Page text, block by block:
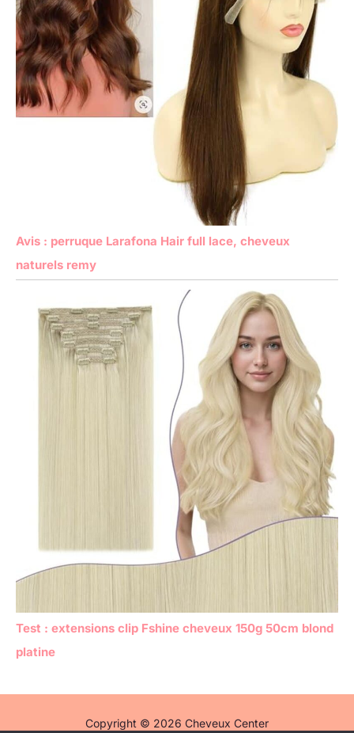
Avis : perruque Larafona Hair full lace, cheveux
naturels remy
Test : extensions clip Fshine cheveux 150g 50cm blond
platine
Copyright © 2026 Cheveux Center